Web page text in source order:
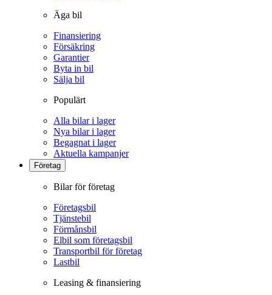
Äga bil
Finansiering
Försäkring
Garantier
Byta in bil
Sälja bil
Populärt
Alla bilar i lager
Nya bilar i lager
Begagnat i lager
Aktuella kampanjer
Företag
Bilar för företag
Företagsbil
Tjänstebil
Förmånsbil
Elbil som företagsbil
Transportbil för företag
Lastbil
Leasing & finansiering